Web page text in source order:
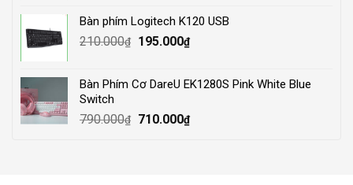
4.000.000₫.3.500.000₫.
Bàn phím Logitech K120 USB
210.000₫
Original
210.000₫.
195.000₫Current
195.000₫.
Bàn Phím Cơ DareU EK1280S Pink White Blue
Switch
790.000₫
Original
710.000₫Current